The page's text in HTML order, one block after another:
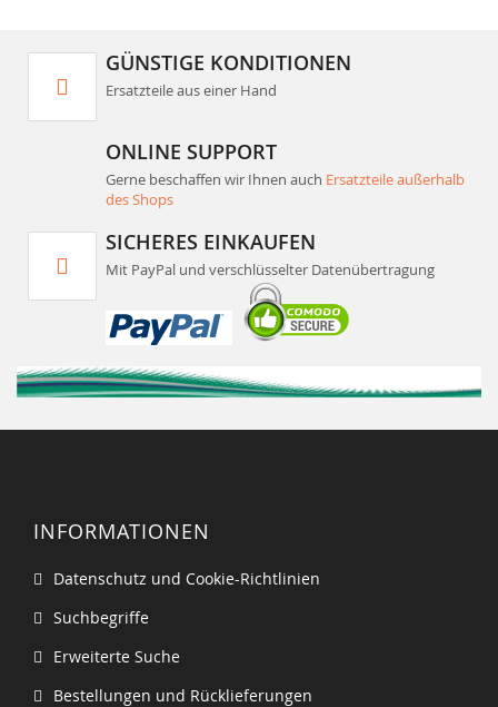
GÜNSTIGE KONDITIONEN
Ersatzteile aus einer Hand
ONLINE SUPPORT
Gerne beschaffen wir Ihnen auch Ersatzteile außerhalb
des Shops
SICHERES EINKAUFEN
Mit PayPal und verschlüsselter Datenübertragung
INFORMATIONEN
Datenschutz und Cookie-Richtlinien
Suchbegriffe
Erweiterte Suche
Bestellungen und Rücklieferungen